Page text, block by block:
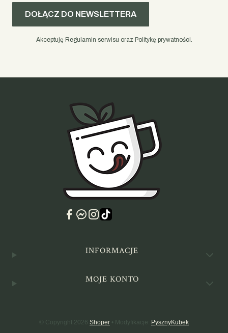
DOŁĄCZ DO NEWSLETTERA
Akceptuję Regulamin serwisu oraz Politykę prywatności.
Linki w stopceINFORMACJE
MOJE KONTO
© Copyright 2026 Shoper • Modyfikacje: PysznyKubek